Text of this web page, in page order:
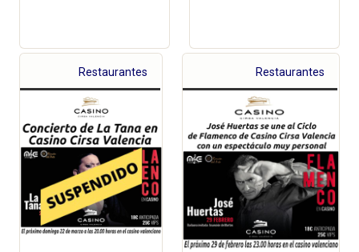
Restaurantes Restaurantes